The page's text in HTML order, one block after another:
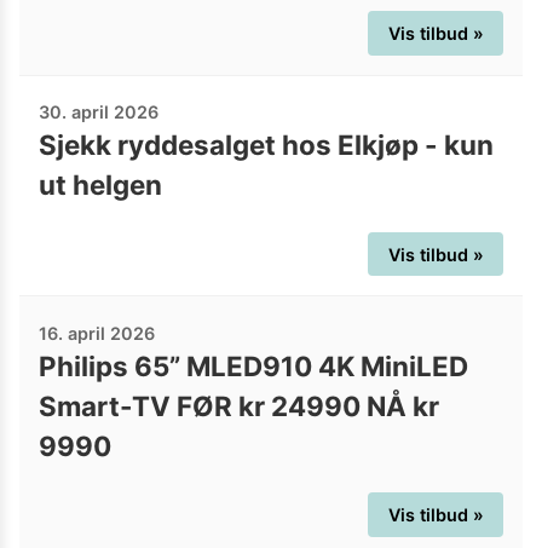
Vis tilbud »
30. april 2026
Sjekk ryddesalget hos Elkjøp - kun
ut helgen
Vis tilbud »
16. april 2026
Philips 65” MLED910 4K MiniLED
Smart-TV FØR kr 24990 NÅ kr
9990
Vis tilbud »